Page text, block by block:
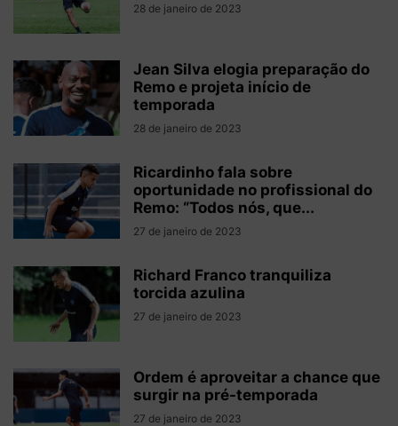
28 de janeiro de 2023
Jean Silva elogia preparação do
Remo e projeta início de
temporada
28 de janeiro de 2023
Ricardinho fala sobre
oportunidade no profissional do
Remo: “Todos nós, que...
27 de janeiro de 2023
Richard Franco tranquiliza
torcida azulina
27 de janeiro de 2023
Ordem é aproveitar a chance que
surgir na pré-temporada
27 de janeiro de 2023